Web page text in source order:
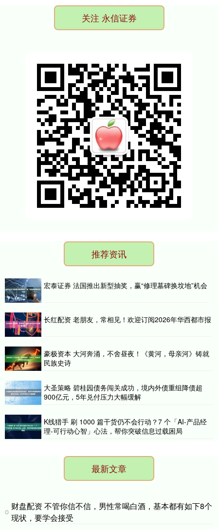
关注 永信证券
推荐资讯
宏泰证券 法国推出新型抽奖，赢“修理墓碑换坟地”机会
长红配资 老朋友，常相见！欢迎订阅2026年华西都市报
豪极资本 大河奔涌，不舍昼夜！《黄河，母亲河》铸就
民族史诗
大圣策略 碧桂园债务闯关成功，境内外债重组降债超
900亿元，5年兑付压力大幅缓解
K线猎手 刷 1000 篇干货仍不会行动？7 个「AI-产品经
理-可行动心智」心法，帮你突破信息过载困局
最新文章
财盘配资 不管你信不信，男性常喝白酒，基本都有如下8个
现状，要学会接受